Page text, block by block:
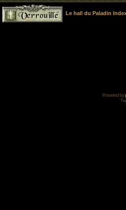
Le hall du Paladin
Powered by